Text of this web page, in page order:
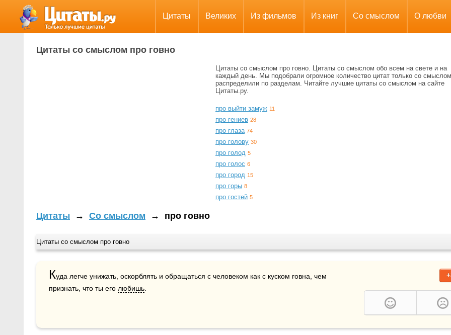
Цитаты Великих Из фильмов Из книг Со смыслом О любви
Цитаты со смыслом про говно
Цитаты со смыслом про говно. Цитаты со смыслом обо всем на свете и на
каждый день. Мы подобрали огромное количество цитат только со
распределили по разделам. Читайте лучшие цитаты со смыслом на сайте
Цитаты.ру.
про выйти замуж 11
про гениев 28
про глаза 74
про голову 30
про голод 5
про голос 6
про город 15
про горы 8
про гостей 5
Цитаты → Со смыслом → про говно
Цитаты со смыслом про говно
Куда легче унижать, оскорблять и обращаться с человеком как с куском говна, чем
признать, что ты его любишь